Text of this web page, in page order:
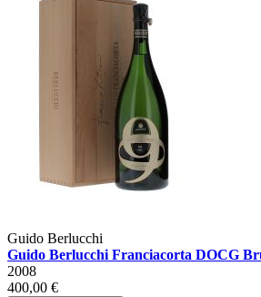
Guido Berlucchi
Guido Berlucchi Franciacorta DOCG
2008
400,00 €